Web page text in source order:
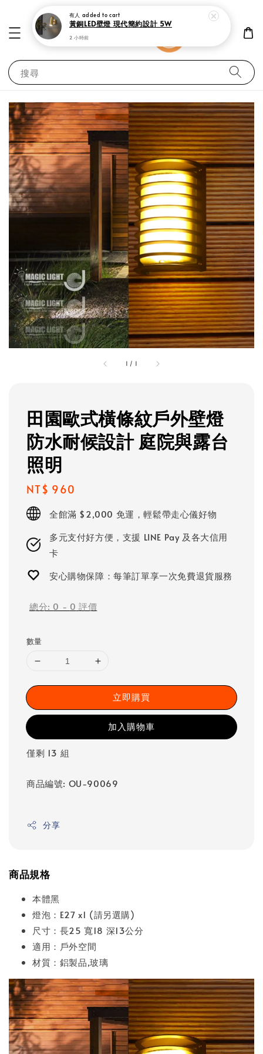
搜尋
1 / 1
田園歐式橫條紋戶外壁燈
防水耐候設計 庭院與露台
照明
Regular
price
NT$ 960
全館滿 $2,000 免運，輕鬆帶走心儀好物
多元支付好方便，支援 LINE Pay 及各大信用
卡
安心購物保障：每筆訂單享一次免費退貨服務
總分: 0 - 0 評價
數量
立即購買
加入購物車
僅剩 13 組
商品編號: OU-90069
分享
商品規格
本體黑
燈泡：E27 x1 (請另選購)
尺寸：長25 寬18 深13公分
適用：戶外空間
材質：鋁製品,玻璃
黃銅LED壁燈 現代簡約設計 5W
2 小時前